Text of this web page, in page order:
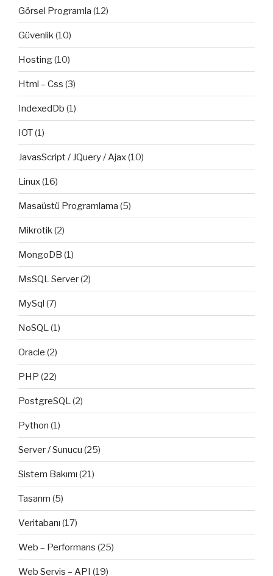
Görsel Programla (12)
Güvenlik(10)
Hosting(10)
Html – Css (3)
IndexedDb (1)
IOT(1)
JavasScript / JQuery / Ajax(10)
Linux(16)
Masaüstü Programlama (5)
Mikrotik(2)
MongoDB (1)
MsSQL Server(2)
MySql (7)
NoSQL(1)
Oracle (2)
PHP (22)
PostgreSQL(2)
Python (1)
Server / Sunucu (25)
Sistem Bakımı (21)
Tasarım (5)
Veritabanı (17)
Web – Performans (25)
Web Servis – API (19)